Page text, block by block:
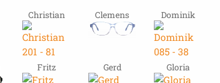
Christian Clemens Dominik
Fritz Gerd Gloria